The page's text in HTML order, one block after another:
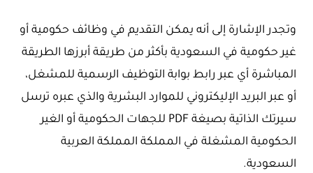
وتجدر الإشارة إلى أنه يمكن التقديم في وظائف حكومية أو
غير حكومية في السعودية بأكثر من طريقة أبرزها الطريقة
المباشرة أي عبر رابط بوابة التوظيف الرسمية للمشغل،
أو عبر البريد الإليكتروني للموارد البشرية والذي عبره ترسل
سيرتك الذاتية بصيغة PDF للجهات الحكومية أو الغير
الحكومية المشغلة في المملكة المملكة العربية
السعودية.